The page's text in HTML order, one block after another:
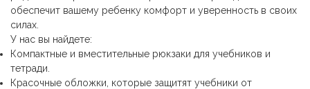
обеспечит вашему ребенку комфорт и уверенность в своих
силах.
У нас вы найдете:
Компактные и вместительные рюкзаки для учебников и
тетради.
Красочные обложки, которые защитят учебники от